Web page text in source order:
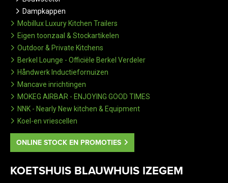
Dampkappen
Mobillux Luxury Kitchen Trailers
Eigen toonzaal & Stockartikelen
Outdoor & Private Kitchens
Berkel Lounge - Officiële Berkel Verdeler
Håndwerk Inductiefornuizen
Mancave inrichtingen
MOKEG AIRBAR - ENJOYING GOOD TIMES
NNK - Nearly New kitchen & Equipment
Koel-en vriescellen
ONLINE STOCK EN PROMOTIES
KOETSHUIS BLAUWHUIS IZEGEM